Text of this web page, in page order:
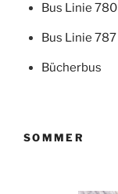
Bus Linie 780
Bus Linie 787
Bücherbus
SOMMER